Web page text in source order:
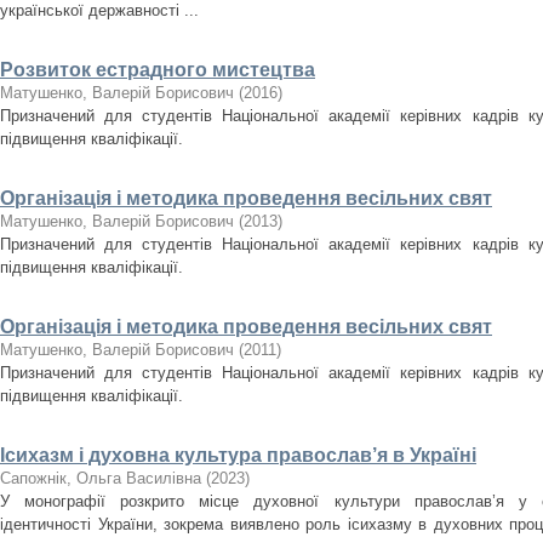
української державності ...
Розвиток естрадного мистецтва
Матушенко, Валерій Борисович (2016)
Призначений для студентів Національної академії керівних кадрів
підвищення кваліфікації.
Організація і методика проведення весільних свят
Матушенко, Валерій Борисович (2013)
Призначений для студентів Національної академії керівних кадрів
підвищення кваліфікації.
Організація і методика проведення весільних свят
Матушенко, Валерій Борисович (2011)
Призначений для студентів Національної академії керівних кадрів
підвищення кваліфікації.
Ісихазм і духовна культура православ’я в Україні
Сапожнік, Ольга Василівна (2023)
У монографії розкрито місце духовної культури православ’я у
ідентичності України, зокрема виявлено роль ісихазму в духовних